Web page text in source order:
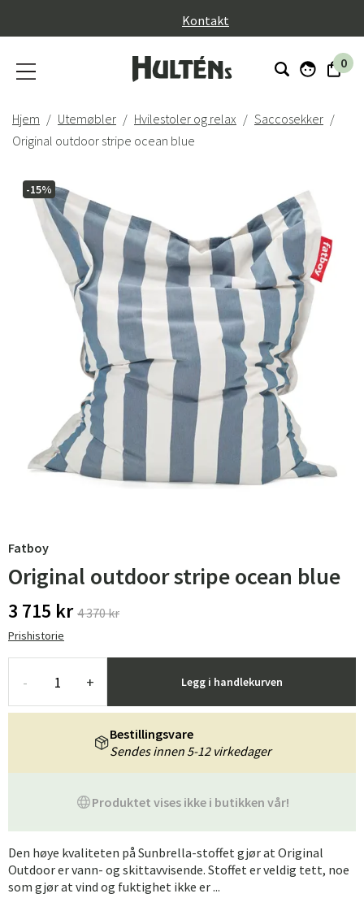
Kontakt
0
Hjem Utemøbler Hvilestoler og relax
Saccosekker
Original outdoor stripe ocean blue
-15%
Fatboy
Original outdoor stripe ocean blue
3 715 kr 4 370 kr
Prishistorie
- + Legg i handlekurven
Produktet vises ikke i butikken vår!
Bestillingsvare
Sendes innen 5-12 virkedager
Den høye kvaliteten på Sunbrella-stoffet gjør at Original
Outdoor er vann- og skittavvisende. Stoffet er veldig tett, noe
som gjør at vind og fuktighet ikke er ...